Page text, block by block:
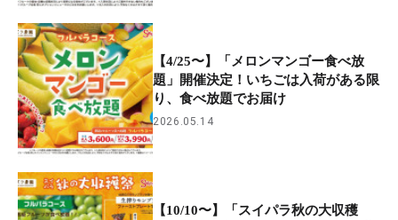
【4/25〜】「メロンマンゴー食べ放
題」開催決定！いちごは入荷がある限
り、食べ放題でお届け
2026.05.14
【10/10〜】「スイパラ秋の大収穫